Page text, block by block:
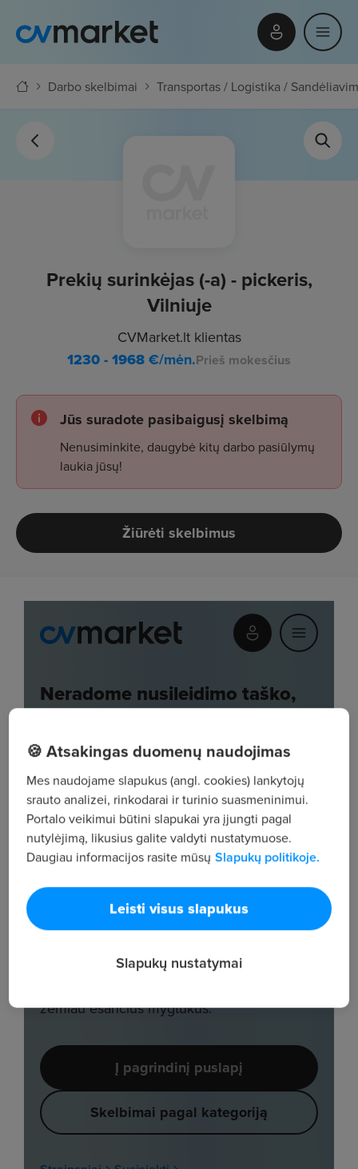
Darbo skelbimai Transportas / Logistika /
Prekių surinkėjas (-a) - pickeris,
Vilniuje
CVMarket.lt klientas
1230 - 1968€/mėn.Prieš mokesčius
Jūs suradote pasibaigusį skelbimą
Nenusiminkite, daugybė kitų darbo pasiūlymų
laukia jūsų!
Žiūrėti skelbimus
🍪 Atsakingas duomenų naudojimas
Mes naudojame slapukus (angl. cookies) lankytojų
srauto analizei, rinkodarai ir turinio suasmeninimui.
Portalo veikimui būtini slapukai yra įjungti pagal
nutylėjimą, likusius galite valdyti nustatymuose.
Daugiau informacijos rasite mūsų Slapukų politikoje.
Leisti visus slapukus
Slapukų nustatymai